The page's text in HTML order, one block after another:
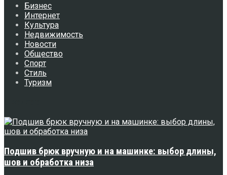
Бизнес
Интернет
Культура
Недвижимость
Новости
Общество
Спорт
Стиль
Туризм
Подшив брюк вручную и на машинке: выбор длины,
шов и обработка низа